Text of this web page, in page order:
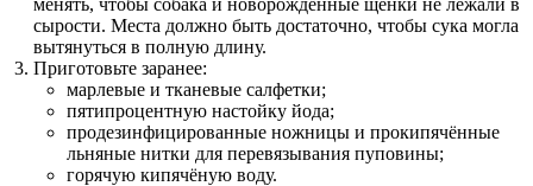
менять, чтобы собака и новорождённые щенки не лежали в
сырости. Места должно быть достаточно, чтобы сука могла
вытянуться в полную длину.
Приготовьте заранее:
марлевые и тканевые салфетки;
пятипроцентную настойку йода;
продезинфицированные ножницы и прокипячённые
льняные нитки для перевязывания пуповины;
горячую кипячёную воду.